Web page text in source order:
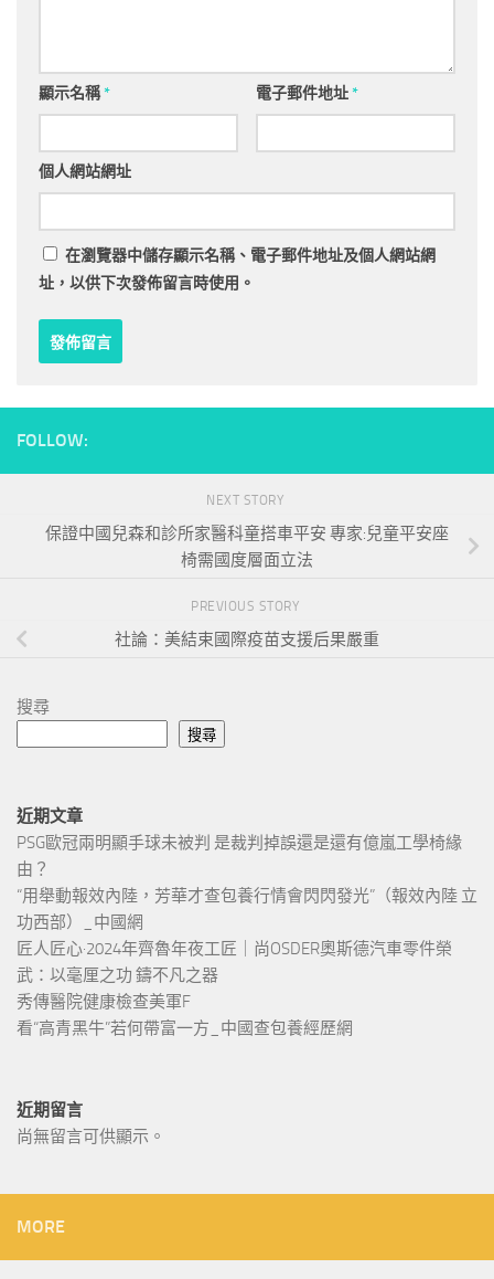
顯示名稱* 電子郵件地址*
個人網站網址
在瀏覽器中儲存顯示名稱、電子郵件地址及個人網站網
址，以供下次發佈留言時使用。
FOLLOW:
NEXT STORY
保證中國兒森和診所家醫科童搭車平安 專家:兒童平安座
椅需國度層面立法
PREVIOUS STORY
社論：美結束國際疫苗支援后果嚴重
搜尋
搜尋
近期文章
PSG歐冠兩明顯手球未被判 是裁判掉誤還是還有億嵐工學椅緣
由？
“用舉動報效內陸，芳華才查包養行情會閃閃發光”（報效內陸 立
功西部）_中國網
匠人匠心·2024年齊魯年夜工匠｜尚OSDER奧斯德汽車零件榮
武：以毫厘之功 鑄不凡之器
秀傳醫院健康檢查美軍F
看“高青黑牛”若何帶富一方_中國查包養經歷網
近期留言
尚無留言可供顯示。
MORE